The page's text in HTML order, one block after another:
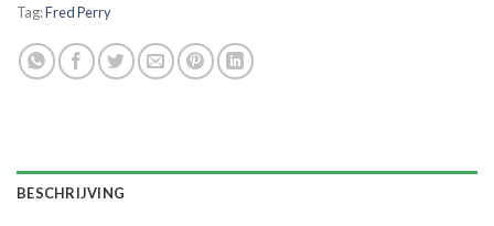
Tag:Fred Perry
BESCHRIJVING